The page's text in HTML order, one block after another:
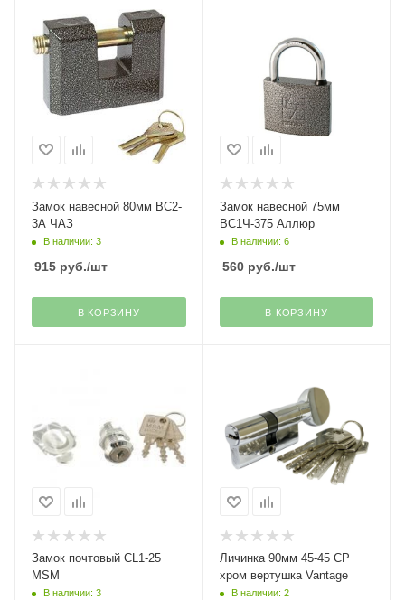
Замок навесной 80мм ВС2-
3А ЧАЗ
В наличии: 3
915 руб./шт
В КОРЗИНУ
Замок навесной 75мм
ВС1Ч-375 Аллюр
В наличии: 6
560руб./шт
В КОРЗИНУ
Замок почтовый CL1-25
MSM
В наличии: 3
Личинка 90мм 45-45 СР
хром вертушка Vantage
В наличии: 2